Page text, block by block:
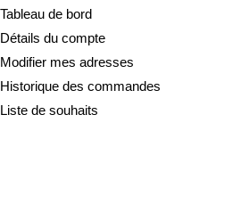
Tableau de bord
Détails du compte
Modifier mes adresses
Historique des commandes
Liste de souhaits